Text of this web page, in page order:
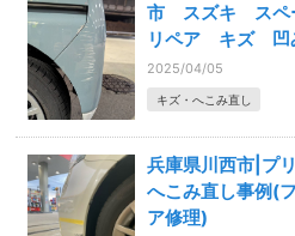
市 スズキ ス
リペア キズ
2025/04/05
キズ・へこみ直し
兵庫県川西市|プ
へこみ直し事例(
ア修理)